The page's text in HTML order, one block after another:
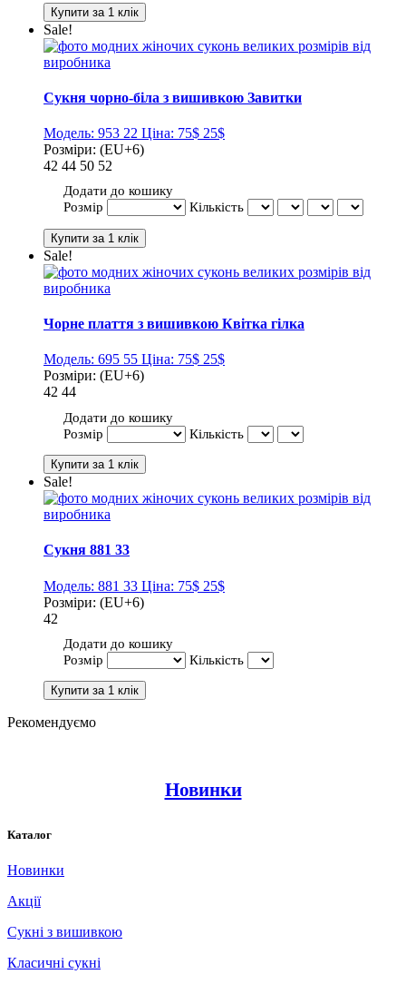
Sale!
Сукня чорно-біла з вишивкою Завитки
Модель: 953 22 Ціна: 75$ 25$
Розміри: (EU+6)
42 44 50 52
Додати до кошику
Розмір
Кількість
Sale!
Чорне плаття з вишивкою Квітка гілка
Модель: 695 55 Ціна: 75$ 25$
Розміри: (EU+6)
42 44
Додати до кошику
Розмір
Кількість
Sale!
Сукня 881 33
Модель: 881 33 Ціна: 75$ 25$
Розміри: (EU+6)
42
Додати до кошику
Розмір
Кількість
Рекомендуємо
Новинки
Каталог
Новинки
Акції
Сукні з вишивкою
Класичні сукні